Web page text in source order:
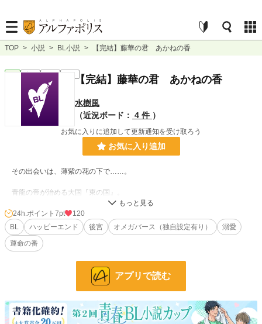
TOP > 小説 > BL小説 > 【完結】藤華の君 あかねの香
完結 短編 【完結】藤華の君 あかねの香
水樹風
（近況ボード： 4 件 ）
お気に入りに追加して更新通知を受け取ろう
お気に入り追加
その出会いは、薄紫の花の下で……。
青龍の帝が治める大国『東の国』。
先帝の急逝で若くして即位した今上帝・孝龍。
冷血な暴君であると言われる帝は、忠誠の証として、特別な民『四族』の朱雀
一族に後宮へ妃をあげることを命じた。
南の朱雀の一族に生まれながらも【賤（オメガ）】だったために、領地の外れ
◇ 世界観はあくまで創作です。
24h.ポイント 7pt
120
BL
ハッピーエンド 後宮 オメガバース（独自設定有り）
溺愛
運命の番
アプリで読む